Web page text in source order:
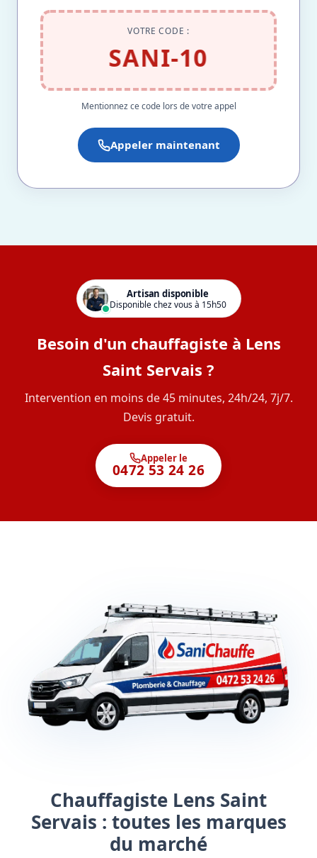
VOTRE CODE :
SANI-10
Mentionnez ce code lors de votre appel
Appeler maintenant
Artisan disponible
Disponible chez vous à 15h50
Besoin d'un chauffagiste à Lens
Saint Servais ?
Intervention en moins de 45 minutes, 24h/24, 7j/7.
Devis gratuit.
Appeler le
0472 53 24 26
Chauffagiste Lens Saint
Servais : toutes les marques
du marché